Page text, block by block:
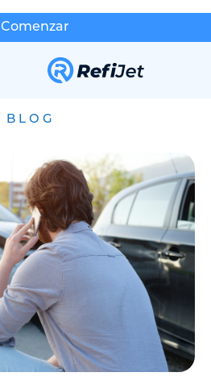
Comenzar
BLOG